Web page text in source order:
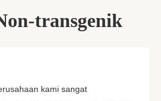
transgenik
kami sangat